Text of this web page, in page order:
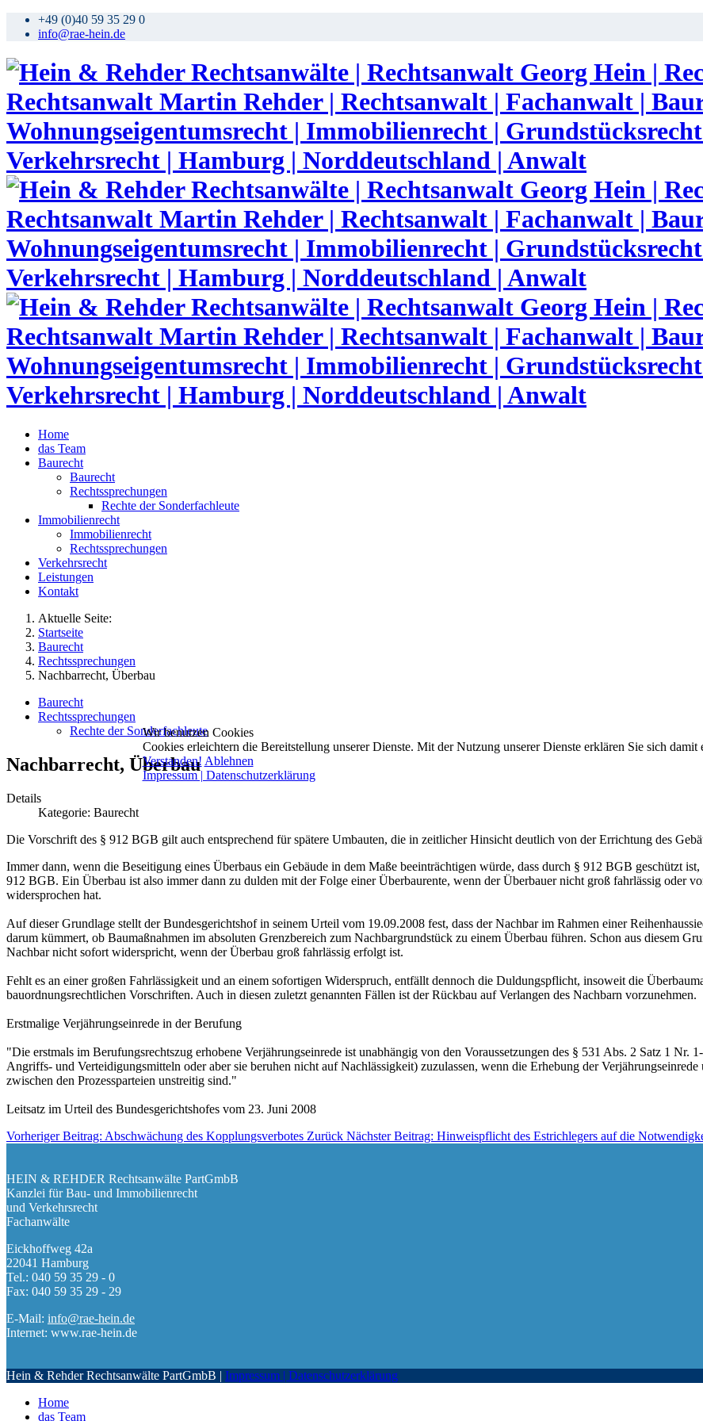
+49 (0)40 59 35 29 0
info@rae-hein.de
Home
das Team
Baurecht
Baurecht
Rechtssprechungen
Rechte der Sonderfachleute
Immobilienrecht
Immobilienrecht
Rechtssprechungen
Verkehrsrecht
Leistungen
Kontakt
Aktuelle Seite:
Startseite
Baurecht
Rechtssprechungen
Nachbarrecht, Überbau
Baurecht
Rechtssprechungen
Rechte der Sonderfachleute
Nachbarrecht, Überbau
Details
Kategorie: Baurecht
Die Vorschrift des § 912 BGB gilt auch entsprechend für spätere Umbauten, die in zeitlicher Hinsicht deutlich von der Errichtung des
Immer dann, wenn die Beseitigung eines Überbaus ein Gebäude in dem Maße beeinträchtigen würde, dass durch § 912 BGB geschützt
912 BGB. Ein Überbau ist also immer dann zu dulden mit der Folge einer Überbaurente, wenn der Überbauer nicht groß fahrlässig oder
widersprochen hat.
Auf dieser Grundlage stellt der Bundesgerichtshof in seinem Urteil vom 19.09.2008 fest, dass der Nachbar im Rahmen einer
darum kümmert, ob Baumaßnahmen im absoluten Grenzbereich zum Nachbargrundstück zu einem Überbau führen. Schon aus diesem
Nachbar nicht sofort widerspricht, wenn der Überbau groß fahrlässig erfolgt ist.
Fehlt es an einer großen Fahrlässigkeit und an einem sofortigen Widerspruch, entfällt dennoch die Duldungspflicht, insoweit die
bauordnungsrechtlichen Vorschriften. Auch in diesen zuletzt genannten Fällen ist der Rückbau auf Verlangen des Nachbarn vorzunehmen.
Erstmalige Verjährungseinrede in der Berufung
"Die erstmals im Berufungsrechtszug erhobene Verjährungseinrede ist unabhängig von den Voraussetzungen des § 531 Abs. 2 Satz 1 Nr.
Angriffs- und Verteidigungsmitteln oder aber sie beruhen nicht auf Nachlässigkeit) zuzulassen, wenn die Erhebung der
zwischen den Prozessparteien unstreitig sind."
Leitsatz im Urteil des Bundesgerichtshofes vom 23. Juni 2008
Vorheriger Beitrag: Abschwächung des Kopplungsverbotes Zurück Nächster Beitrag: Hinweispflicht des Estrichlegers auf die
HEIN & REHDER Rechtsanwälte PartGmbB
Kanzlei für Bau- und Immobilienrecht
und Verkehrsrecht
Fachanwälte
Eickhoffweg 42a
22041 Hamburg
Tel.: 040 59 35 29 - 0
Fax: 040 59 35 29 - 29
E-Mail: info@rae-hein.de
Internet: www.rae-hein.de
Hein & Rehder Rechtsanwälte PartGmbB | Impressum | Datenschutzerklärung
Home
das Team
Wir benutzen Cookies
Cookies erleichtern die Bereitstellung unserer Dienste. Mit der Nutzung unserer Dienste erklären Sie sich
Verstanden! Ablehnen
Impressum | Datenschutzerklärung